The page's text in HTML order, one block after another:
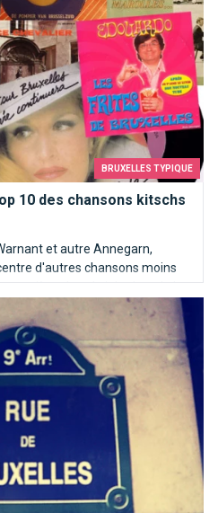
BRUXELLES TYPIQUE
10 des chansons kitschs
et autre Annegarn,
d'autres chansons moins
pièce dans le juke-box de la
les mélodies les plus kitschs.
!